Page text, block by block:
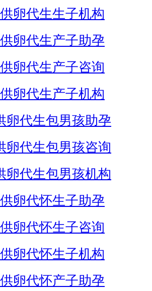
卵代生生子机构
卵代生产子助孕
卵代生产子咨询
卵代生产子机构
卵代生包男孩助孕
卵代生包男孩咨询
卵代生包男孩机构
卵代怀生子助孕
卵代怀生子咨询
卵代怀生子机构
卵代怀产子助孕